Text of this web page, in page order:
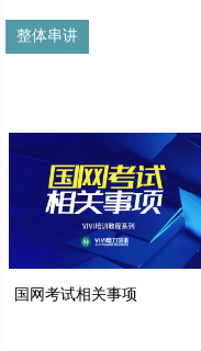
整体串讲
国网考试相关事项